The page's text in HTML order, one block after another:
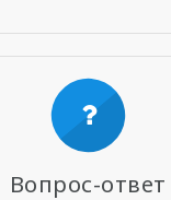
Вопрос-ответ